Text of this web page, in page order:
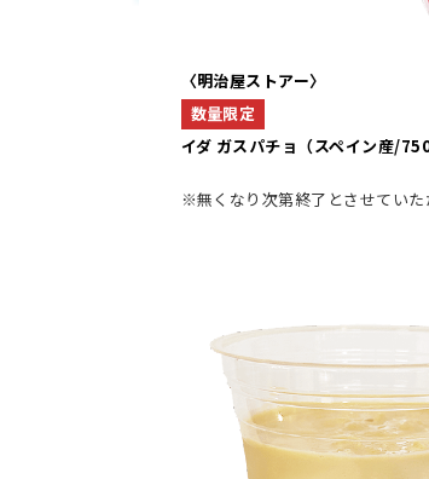
〈明治屋ストアー〉
数量限定
イダ ガスパチョ（スペイン産/
※無くなり次第終了とさせていた